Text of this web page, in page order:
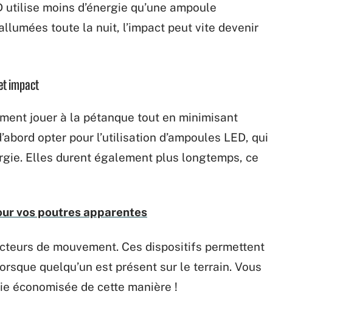
moins d’énergie qu’une ampoule
toute la nuit, l’impact peut vite devenir
impact
jouer à la pétanque tout en minimisant
opter pour l’utilisation d’ampoules LED, qui
Elles durent également plus longtemps, ce
vos poutres apparentes
de mouvement. Ces dispositifs permettent
quelqu’un est présent sur le terrain. Vous
économisée de cette manière !